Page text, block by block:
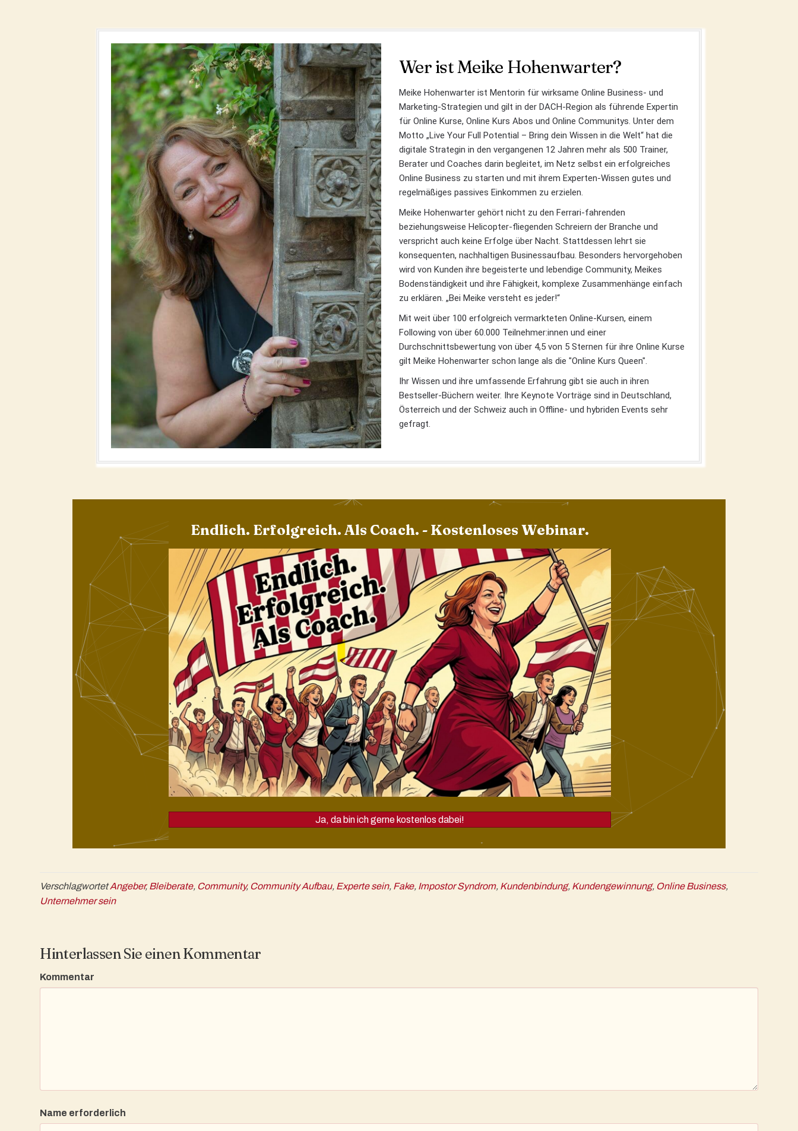
Wer ist Meike Hohenwarter?
Meike Hohenwarter ist Mentorin für wirksame Online Business- und
Marketing-Strategien und gilt in der DACH-Region als führende Expertin
für Online Kurse, Online Kurs Abos und Online Communitys. Unter dem
Motto „Live Your Full Potential – Bring dein Wissen in die Welt“ hat die
digitale Strategin in den vergangenen 12 Jahren mehr als 500 Trainer,
Berater und Coaches darin begleitet, im Netz selbst ein erfolgreiches
Online Business zu starten und mit ihrem Experten-Wissen gutes und
regelmäßiges passives Einkommen zu erzielen.
Meike Hohenwarter gehört nicht zu den Ferrari-fahrenden
beziehungsweise Helicopter-fliegenden Schreiern der Branche und
verspricht auch keine Erfolge über Nacht. Stattdessen lehrt sie
konsequenten, nachhaltigen Businessaufbau. Besonders hervorgehoben
wird von Kunden ihre begeisterte und lebendige Community, Meikes
Bodenständigkeit und ihre Fähigkeit, komplexe Zusammenhänge einfach
zu erklären. „Bei Meike versteht es jeder!“
Mit weit über 100 erfolgreich vermarkteten Online-Kursen, einem
Following von über 60.000 Teilnehmer:innen und einer
Durchschnittsbewertung von über 4,5 von 5 Sternen für ihre Online Kurse
gilt Meike Hohenwarter schon lange als die "Online Kurs Queen".
Ihr Wissen und ihre umfassende Erfahrung gibt sie auch in ihren
Bestseller-Büchern weiter. Ihre Keynote Vorträge sind in Deutschland,
Österreich und der Schweiz auch in Offline- und hybriden Events sehr
gefragt.
Endlich. Erfolgreich. Als Coach. - Kostenloses Webinar.
Ja, da bin ich gerne kostenlos dabei!
VerschlagwortetAngeber, Bleiberate, Community, Community Aufbau, Experte sein, Fake, Impostor Syndrom, Kundenbindung, Kundengewinnung, Online Business,
Unternehmer sein
Hinterlassen Sie einen Kommentar
Kommentar
Name erforderlich